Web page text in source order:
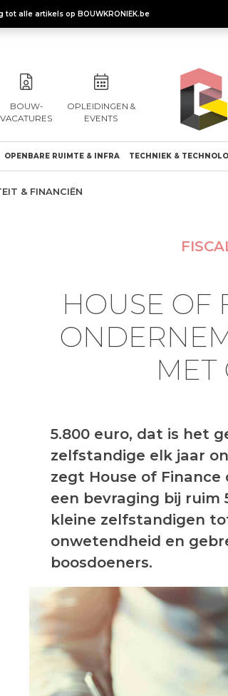
alle artikels op BOUWKRONIEK.be
BOUW-
VACATURES
OPLEIDINGEN &
EVENTS
OPENBARE RUIMTE & INFRA TECHNIEK &
& FINANCIËN
HOUSE OF
MET
5.800 euro, dat is het
zelfstandige elk jaar
zegt House of
een bevraging bij ruim
kleine zelfstandigen
onwetendheid en
boosdoeners.